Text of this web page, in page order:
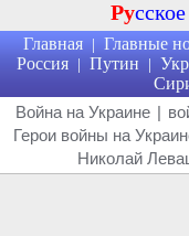
Русское
Главная | Главные
Россия | Путин |
Война на Украине |
Герои войны на
Николай